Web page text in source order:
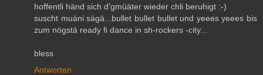
hoffentli händ sich d'gmüäter wieder chli beruhigt :-)
suscht muäni sägä...bullet bullet bullet und yeees yeees bis
zum nögstä ready fi dance in sh-rockers -city...
bless
Antworten